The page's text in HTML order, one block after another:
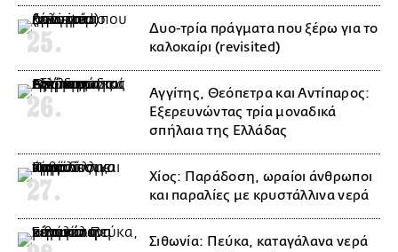
Δυο-τρία πράγματα που ξέρω για το
καλοκαίρι (revisited)
Αγγίτης, Θεόπετρα και Αντίπαρος:
Εξερευνώντας τρία μοναδικά
σπήλαια της Ελλάδας
Χίος: Παράδοση, ωραίοι άνθρωποι
και παραλίες με κρυστάλλινα νερά
Σιθωνία: Πεύκα, καταγάλανα νερά